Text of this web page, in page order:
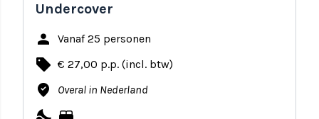
Undercover
person Vanaf 25 personen
local_offer € 27,00 p.p. (incl. btw)
where_to_vote Overal in Nederland